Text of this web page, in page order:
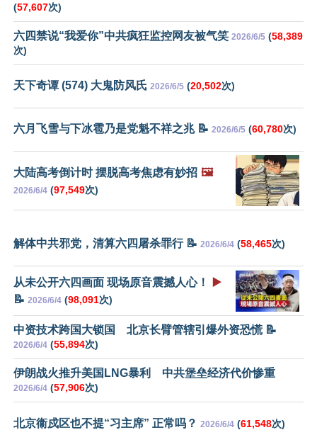
(57,607次)
六四禁说“我爱你”中共疯狂监控网友被气笑 2026/6/5 (58,389
次)
天下奇谭 (574) 大鬼防风氏 2026/6/5 (20,502次)
六月飞雪与下冰雹乃是党魁不祥之兆 📝 2026/6/5 (60,780次)
大陆高考倒计时 摆脱高考焦虑有妙招 🖼️
2026/6/4 (97,549次)
解体中共邪党，清算六四屠杀罪行 📝 2026/6/4 (58,465次)
从未公开六四画面 现场原音震撼人心！
▶️
📝 2026/6/4 (98,091次)
中资技术跨国大锁国 北京长臂管辖引爆外资恐慌 📝
2026/6/4 (55,894次)
伊朗战火推升美国LNG暴利 中共堡垒经济代价惨重
2026/6/4 (57,906次)
北京衞戍区也不提“习主席” 正常吗？ 2026/6/4 (61,548次)